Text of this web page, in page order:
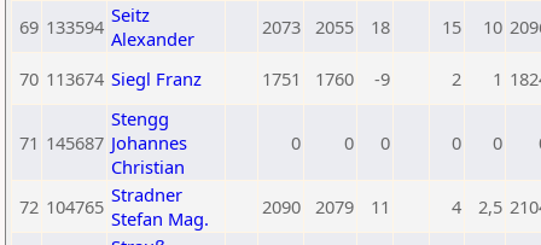
69 133594 Seitz
Alexander
2073 2055 18 15 10
70 113674 Siegl Franz 1751 1760 -9 2 1
71 145687
Stengg
Johannes
Christian
0 0 0 0 0
72 104765 Stradner
Stefan Mag.
2090 2079 11 4 2,5